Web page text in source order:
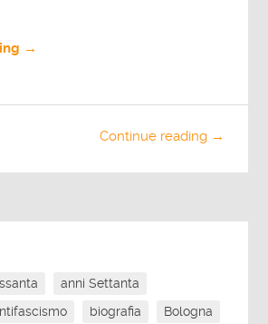
→
Continue reading →
anni Settanta
biografia
Bologna